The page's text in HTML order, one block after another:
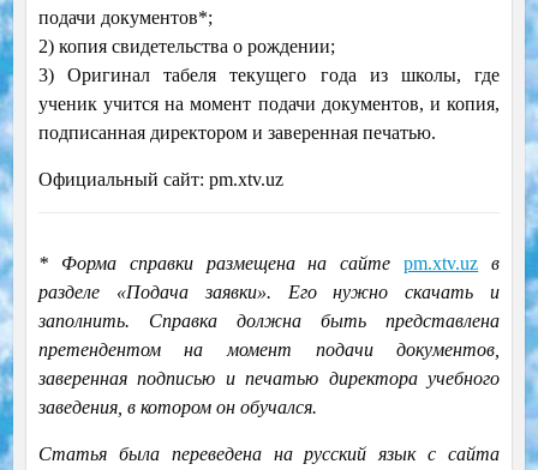
подачи документов*;
2) копия свидетельства о рождении;
3) Оригинал табеля текущего года из школы, где
ученик учится на момент подачи документов, и копия,
подписанная директором и заверенная печатью.
Официальный сайт: pm.xtv.uz
* Форма справки размещена на сайтеpm.xtv.uz в
разделе «Подача заявки». Его нужно скачать и
заполнить. Справка должна быть представлена
претендентом на момент подачи документов,
заверенная подписью и печатью директора учебного
заведения, в котором он обучался.
Статья была переведена на русский язык с сайта